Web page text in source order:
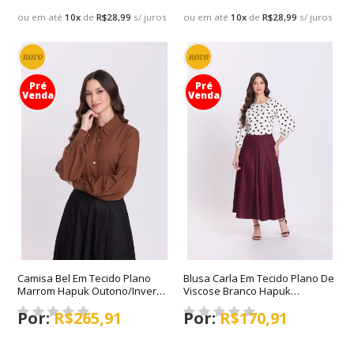
ou em até10x deR$28,99 s/ juros ou em até10x deR$28,99 s/ juros
novo
Pré
Venda
Camisa Bel Em Tecido Plano
Marrom Hapuk Outono/Inverno
2026
R$265,91
novo
Pré
Venda
Blusa Carla Em Tecido Plano De
Viscose Branco Hapuk
Outono/Inverno 2026
R$170,91